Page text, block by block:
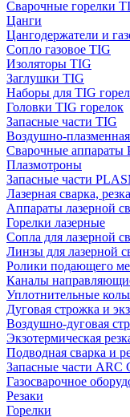
Сварочные горелки
Цанги
Цангодержатели и
Сопло газовое TIG
Изоляторы TIG
Заглушки TIG
Наборы для TIG
Головки TIG горелок
Запасные части TIG
Воздушно-
Сварочные
Плазмотроны
Запасные части
Лазерная сварка,
Аппараты лазерной
Горелки лазерные
Сопла для лазерной
Линзы для лазерной
Ролики подающего
Каналы
Уплотнительные
Дуговая строжка и
Воздушно-дуговая
Экзотермическая
Подводная сварка и
Запасные части
Газосварочное
Резаки
Горелки